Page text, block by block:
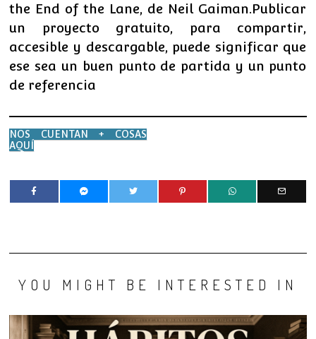
the End of the Lane, de Neil Gaiman.Publicar
un proyecto gratuito, para compartir,
accesible y descargable, puede significar que
ese sea un buen punto de partida y un punto
de referencia
NOS CUENTAN + COSAS
AQUÍ
YOU MIGHT BE INTERESTED IN